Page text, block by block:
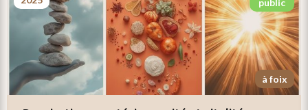
public
à foix
conservée
par
le